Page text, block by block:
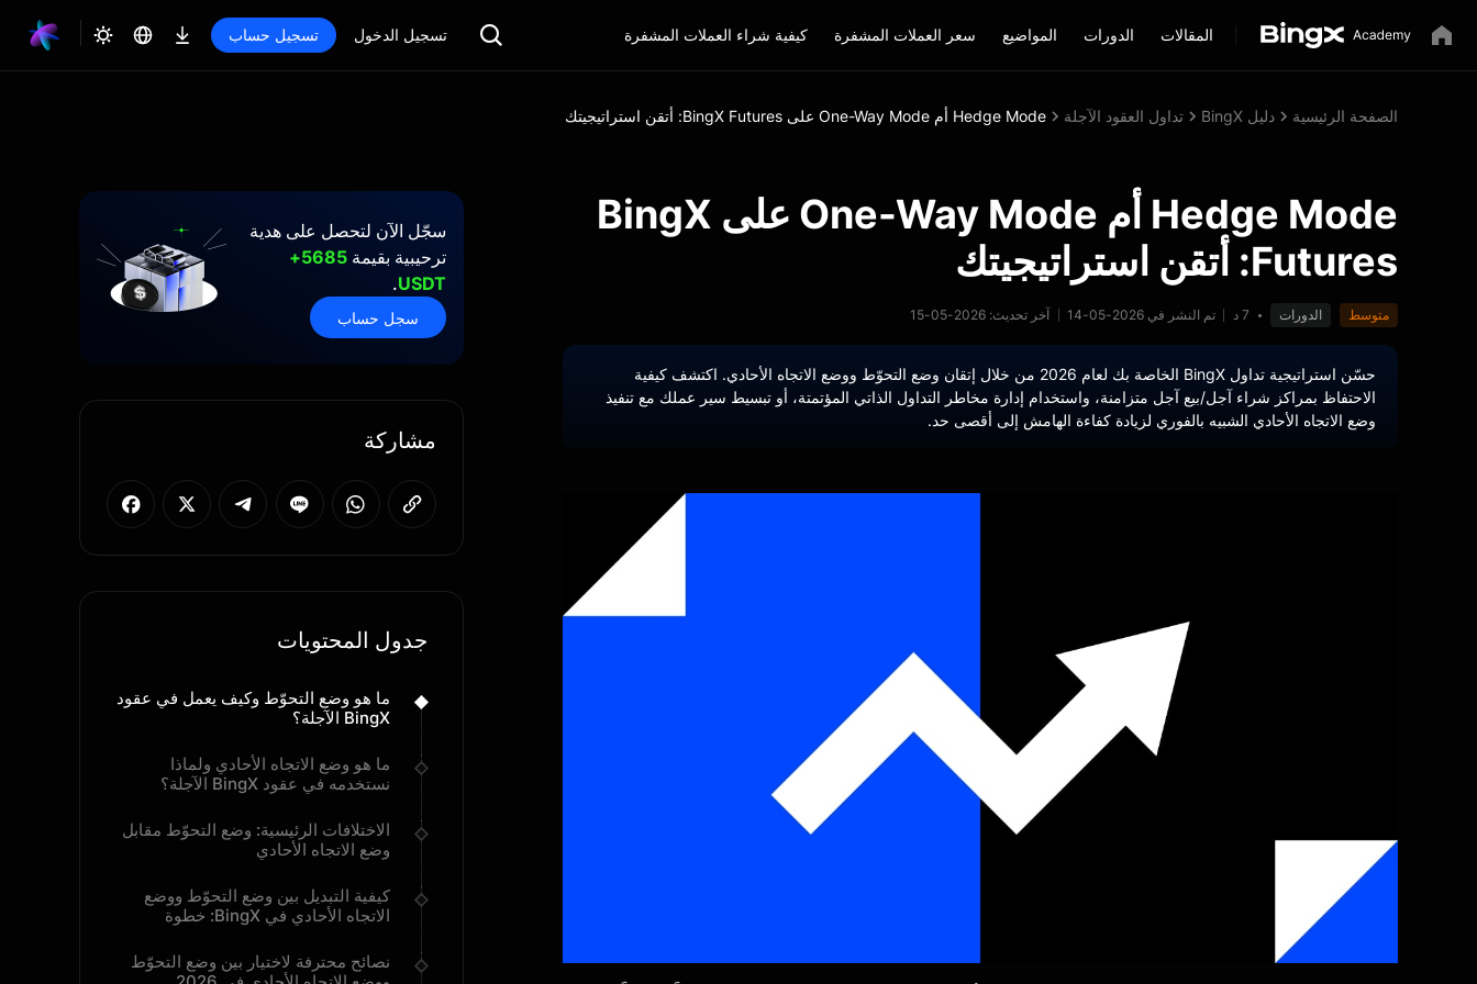
المقالات الدورات المواضيع سعر العملات المشفرة كيفية شراء العملات المشفرة تسجيل الدخول تسجيل حساب
الصفحة الرئيسية دليل BingX تداول العقود الآجلة Hedge Mode أم One-Way Mode على BingX Futures: أتقن استراتيجيتك
Hedge Mode أم One-Way Mode على BingX
Futures: أتقن استراتيجيتك
متوسط الدورات 7 د تم النشر في 2026-05-14 آخر تحديث: 2026-05-15
حسّن استراتيجية تداول BingX الخاصة بك لعام 2026 من خلال إتقان وضع التحوّط ووضع الاتجاه الأحادي. اكتشف كيفية
الاحتفاظ بمراكز شراء آجل/بيع آجل متزامنة، واستخدام إدارة مخاطر التداول الذاتي المؤتمتة، أو تبسيط سير عملك مع تنفيذ
وضع الاتجاه الأحادي الشبيه بالفوري لزيادة كفاءة الهامش إلى أقصى حد.
سجّل الآن لتحصل على هدية
ترحيبية بقيمة
5685+
USDT
.
سجل حساب
مشاركة
جدول المحتويات
ما هو وضع التحوّط وكيف يعمل في عقود
BingX الآجلة؟
ما هو وضع الاتجاه الأحادي ولماذا
نستخدمه في عقود BingX الآجلة؟
الاختلافات الرئيسية: وضع التحوّط مقابل
وضع الاتجاه الأحادي
كيفية التبديل بين وضع التحوّط ووضع
الاتجاه الأحادي في BingX: خطوة
نصائح محترفة لاختيار بين وضع التحوّط